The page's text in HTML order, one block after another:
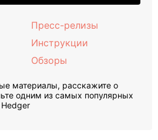
Пресс-релизы
Инструкции
Обзоры
материалы, расскажите о
одним из самых популярных
Hedger